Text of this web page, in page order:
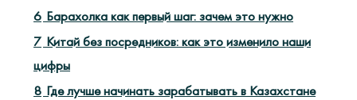
6 Барахолка как первый шаг: зачем это нужно
7 Китай без посредников: как это изменило наши
цифры
8 Где лучше начинать зарабатывать в Казахстане